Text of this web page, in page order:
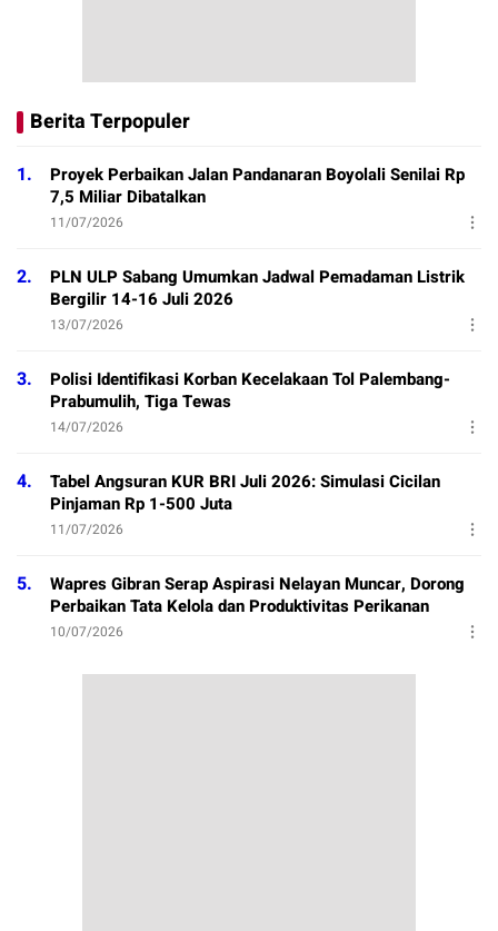
Berita Terpopuler
1.
Proyek Perbaikan Jalan Pandanaran Boyolali Senilai Rp
7,5 Miliar Dibatalkan
11/07/2026
2.
PLN ULP Sabang Umumkan Jadwal Pemadaman Listrik
Bergilir 14-16 Juli 2026
13/07/2026
3.
Polisi Identifikasi Korban Kecelakaan Tol Palembang-
Prabumulih, Tiga Tewas
14/07/2026
4.
Tabel Angsuran KUR BRI Juli 2026: Simulasi Cicilan
Pinjaman Rp 1-500 Juta
11/07/2026
5.
Wapres Gibran Serap Aspirasi Nelayan Muncar, Dorong
Perbaikan Tata Kelola dan Produktivitas Perikanan
10/07/2026